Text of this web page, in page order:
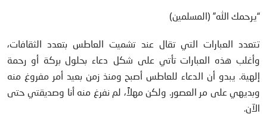
“يرحمك الله” (المسلمين)
تتعدد العبارات التي تقال عند تشميت العاطس بتعدد الثقافات،
وأغلب هذه العبارات تأتي على شكل دعاء بحلول بركة أو رحمة
إلهية. يبدو أن الدعاء للعاطس أصبح ومنذ زمن بعيد أمر مفروغ منه
وبديهي على مر العصور. ولكن مهلاً، لم نفرغ منه أنا وصديقتي حتى
الآن.